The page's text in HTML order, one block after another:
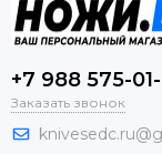
+7 988 575-
Заказать звонок